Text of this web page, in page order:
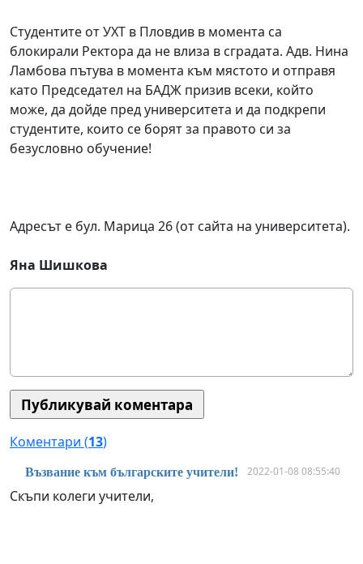
Студентите от УХТ в Пловдив в момента са
блокирали Ректора да не влиза в сградата. Адв. Нина
Ламбова пътува в момента към мястото и отправя
като Председател на БАДЖ призив всеки, който
може, да дойде пред университета и да подкрепи
студентите, които се борят за правото си за
безусловно обучение!
Адресът е бул. Марица 26 (от сайта на университета).
Яна Шишкова
Коментари (13)
Възвание към българските учители! 2022-01-08 08:55:40
Скъпи колеги учители,